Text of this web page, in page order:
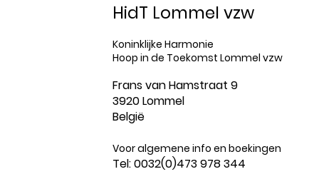
HidT Lommel vzw
Koninklijke Harmonie
Hoop in de Toekomst Lommel vzw
Frans van Hamstraat 9
3920 Lommel
België
Voor algemene info en boekingen
Tel: 0032(0)473 978 344